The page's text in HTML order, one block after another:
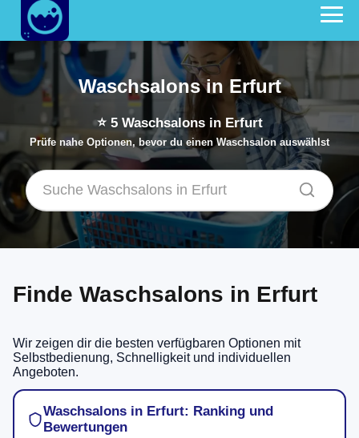
Waschsalons in Erfurt
⭐ 5Waschsalons in Erfurt
Prüfe nahe Optionen, bevor du einen Waschsalon auswählst
Finde Waschsalons in Erfurt
Wir zeigen dir die besten verfügbaren Optionen mit
Selbstbedienung, Schnelligkeit und individuellen
Angeboten.
Waschsalons in Erfurt: Ranking und
Bewertungen